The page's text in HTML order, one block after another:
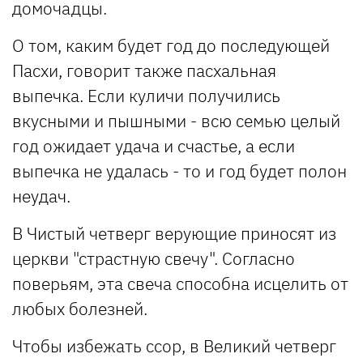
домочадцы.
О том, каким будет год до последующей
Пасхи, говорит также пасхальная
выпечка. Если куличи получились
вкусными и пышными - всю семью целый
год ожидает удача и счастье, а если
выпечка не удалась - то и год будет полон
неудач.
В Чистый четверг верующие приносят из
церкви "страстную свечу". Согласно
поверьям, эта свеча способна исцелить от
любых болезней.
Чтобы избежать ссор, в Великий четверг